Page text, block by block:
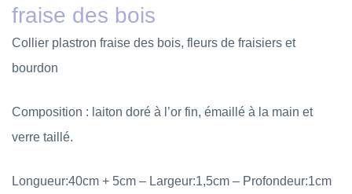
fraise des bois
Collier plastron fraise des bois, fleurs de fraisiers et
bourdon
Composition : laiton doré à l’or fin, émaillé à la main et
verre taillé.
Longueur:40cm + 5cm – Largeur:1,5cm – Profondeur:1cm